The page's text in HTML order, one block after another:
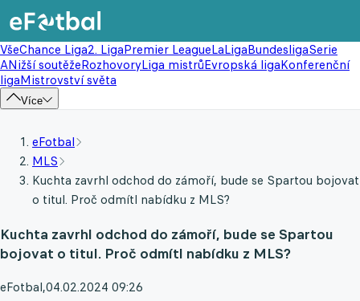
VšeChance Liga2. LigaPremier LeagueLaLigaBundesligaSerie
ANižší soutěžeRozhovoryLiga mistrůEvropská ligaKonferenční
ligaMistrovství světa
Více
eFotbal
MLS
Kuchta zavrhl odchod do zámoří, bude se Spartou bojovat
o titul. Proč odmítl nabídku z MLS?
Kuchta zavrhl odchod do zámoří, bude se Spartou
bojovat o titul. Proč odmítl nabídku z MLS?
eFotbal,04.02.2024 09:26